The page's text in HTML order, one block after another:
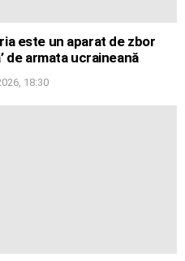
este un aparat de zbor
de armata ucraineană
18:30